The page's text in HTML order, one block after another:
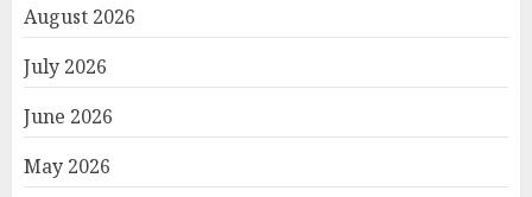
August 2026
July 2026
June 2026
May 2026